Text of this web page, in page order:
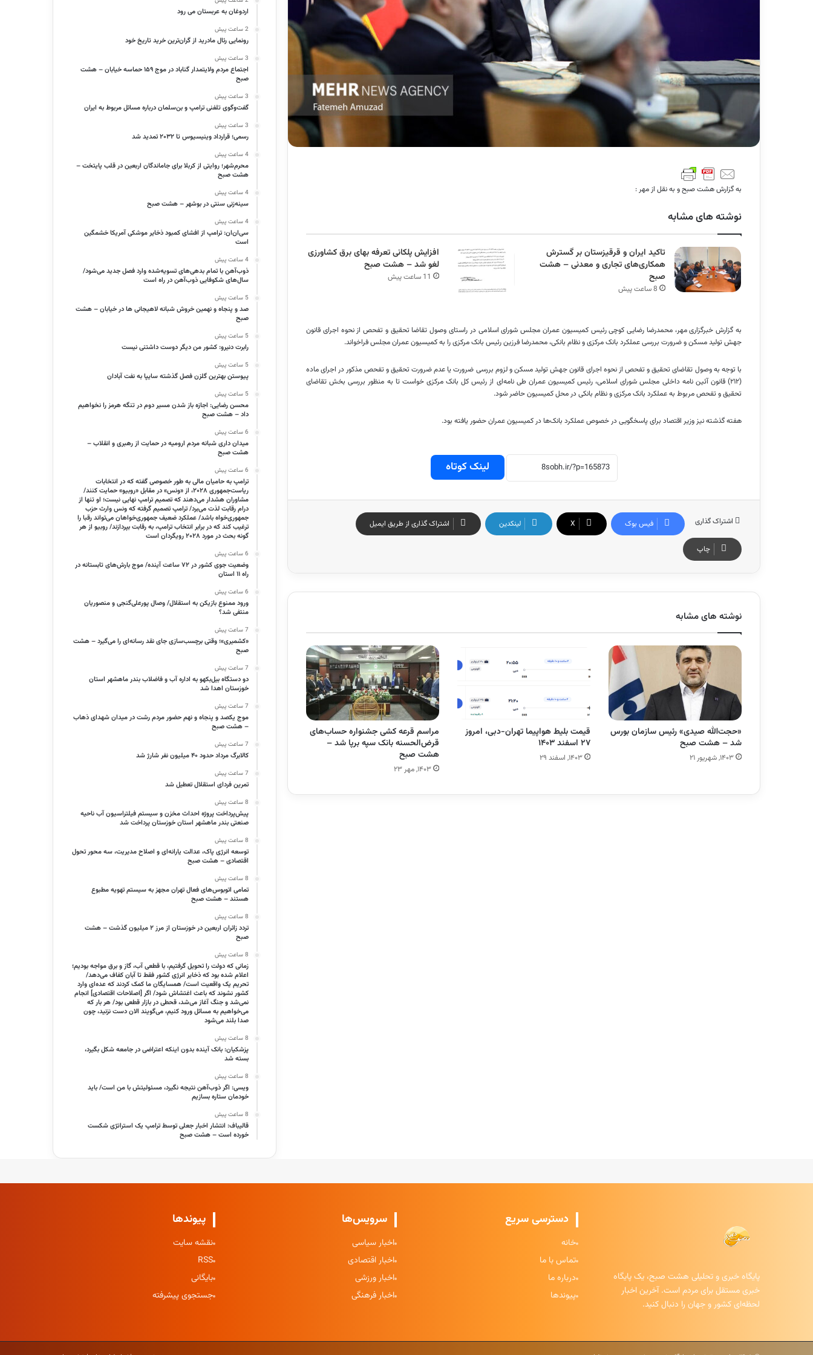
به گزارش هشت صبح و به نقل از مهر :
نوشته های مشابه
تاکید ایران و قرقیزستان بر گسترش
همکاری‌های تجاری و معدنی – هشت
صبح
8 ساعت پیش
افزایش پلکانی تعرفه بهای برق کشاورزی
لغو شد – هشت صبح
11 ساعت پیش
به گزارش خبرگزاری مهر، محمدرضا رضایی کوچیرئیس کمیسیون عمران مجلس شورای اسلامی در راستای وصول تقاضا تحقیق و تفحص از نحوه اجرای قانون
جهش تولید مسکن و ضرورت بررسی عملکرد بانک مرکزی و نظام بانکی، محمدرضا فرزین رئیس بانک مرکزی را به کمیسیون عمران مجلس فراخواند.
با توجه به وصول تقاضای تحقیق و تفحص از نحوه اجرای قانون جهش تولید مسکن و لزوم بررسی ضرورت یا عدم ضرورت تحقیق و تفحص مذکور در اجرای ماده
(۲۱۲) قانون آئین نامه داخلی مجلس شورای اسلامی، رئیس کمیسیون عمران طی نامه‌ای از رئیس کل بانک مرکزی خواست تا به منظور بررسی بخش تقاضای
تحقیق و تفحص مربوط به عملکرد بانک مرکزی و نظام بانکی در محل کمیسیون حاضر شود.
هفته گذشته نیز وزیر اقتصاد برای پاسخگویی در خصوص عملکرد بانک‌ها در کمیسیون عمران حضور یافته بود.
لینک کوتاه
اشتراک گذاری فیس بوک X لینکدین اشتراک گذاری از طریق ایمیل
چاپ
نوشته های مشابه
«حجت‌الله صیدی» رئیس سازمان بورس
شد – هشت صبح
۱۴۰۳, شهریور ۲۱
قیمت بلیط هواپیما تهران-دبی، امروز
۲۷ اسفند ۱۴۰۳
۱۴۰۳, اسفند ۲۹
مراسم قرعه کشی جشنواره حساب‌های
قرض‌الحسنه بانک سپه برپا شد –
هشت صبح
۱۴۰۳, مهر ۲۳
اردوغان به عربستان می رود
2 ساعت پیش
رونمایی رئال مادرید از گران‌ترین خرید تاریخ خود
3 ساعت پیش
اجتماع مردم ولایتمدار گناباد در موج ۱۵۹ حماسه خیابان – هشت
صبح
3 ساعت پیش
گفت‌وگوی تلفنی ترامپ و بن‌سلمان درباره مسائل مربوط به ایران
3 ساعت پیش
رسمی؛ قرارداد وینیسیوس تا ۲۰۳۲ تمدید شد
4 ساعت پیش
محرم‌شهر؛ روایتی از کربلا برای جاماندگان اربعین در قلب پایتخت –
هشت صبح
4 ساعت پیش
سینه‌زنی سنتی در بوشهر – هشت صبح
4 ساعت پیش
سی‌ان‌ان: ترامپ از افشای کمبود ذخایر موشکی آمریکا خشمگین
است
4 ساعت پیش
ذوب‌آهن با تمام بدهی‌های تسویه‌شده وارد فصل جدید می‌شود/
سال‌های شکوفایی ذوب‌آهن در راه است
5 ساعت پیش
صد و پنجاه و نهمین خروش شبانه لاهیجانی ها در خیابان – هشت
صبح
5 ساعت پیش
رابرت دنیرو: کشور من دیگر دوست داشتنی نیست
5 ساعت پیش
پیوستن بهترین گلزن فصل گذشته سایپا به نفت آبادان
5 ساعت پیش
محسن رضایی: اجازه باز شدن مسیر دوم در تنگه هرمز را نخواهیم
داد – هشت صبح
6 ساعت پیش
میدان داری شبانه مردم ارومیه در حمایت از رهبری و انقلاب –
هشت صبح
6 ساعت پیش
ترامپ به حامیان مالی به طور خصوصی گفته که در انتخابات
ریاست‌جمهوری ۲۰۲۸، از «ونس» در مقابل «روبیو» حمایت کنند/
مشاوران هشدار می‌دهند که تصمیم ترامپ نهایی نیست؛ او تنها از
درام رقابت لذت می‌برد/ ترامپ تصمیم گرفته که ونس وارث حزب
جمهوری‌خواه باشد/ عملکرد ضعیف جمهوری‌خواهان می‌تواند رقبا را
ترغیب کند که در برابر انتخاب ترامپ، به رقابت بپردازند/ روبیو از هر
گونه بحث در مورد ۲۰۲۸ رویگردان است
6 ساعت پیش
وضعیت جوی کشور در ۷۲ ساعت آینده/ موج بارش‌های تابستانه در
راه ۱۱ استان
6 ساعت پیش
ورود ممنوع بازیکن به استقلال/ وصال پورعلی‌گنجی و منصوریان
منتفی شد؟
7 ساعت پیش
«کشمیری»؛ وقتی برچسب‌سازی جای نقد رسانه‌ای را می‌گیرد – هشت
صبح
7 ساعت پیش
دو دستگاه بیل‌بکهو به اداره آب و فاضلاب بندر ماهشهر استان
خوزستان اهدا شد
7 ساعت پیش
موج یکصد و پنجاه و نهم حضور مردم رشت در میدان شهدای ذهاب
– هشت صبح
7 ساعت پیش
کالابرگ مرداد حدود ۴۰‌ میلیون نفر شارژ شد
7 ساعت پیش
تمرین فردای استقلال تعطیل شد
8 ساعت پیش
پیش‌پرداخت پروژه احداث مخزن و سیستم فیلتراسیون آب ناحیه
صنعتی بندر ماهشهر استان خوزستان پرداخت شد
8 ساعت پیش
توسعه انرژی پاک، عدالت یارانه‌ای و اصلاح مدیریت، سه محور تحول
اقتصادی – هشت صبح
8 ساعت پیش
تمامی اتوبوس‌های فعال تهران مجهز به سیستم تهویه مطبوع
هستند – هشت صبح
8 ساعت پیش
تردد زائران اربعین در خوزستان از مرز ۲ میلیون گذشت – هشت
صبح
8 ساعت پیش
زمانی که دولت را تحویل گرفتیم، با قطعی آب، گاز و برق مواجه بودیم؛
اعلام شده بود که ذخایر انرژی کشور فقط تا آبان کفاف می‌دهد/
تحریم یک واقعیت است/ همسایگان ما کمک کردند که عده‌ای وارد
کشور نشوند که باعث اغتشاش شود/ اگر [اصلاحات اقتصادی] انجام
نمی‌شد و جنگ آغاز می‌شد، قحطی در بازار قطعی بود/ هر بار که
می‌خواهیم به مسائل ورود کنیم، می‌گویند الان دست نزنید، چون
صدا بلند می‌شود
8 ساعت پیش
پزشکیان: بانک آینده بدون اینکه اعتراضی در جامعه شکل بگیرد،
بسته شد
8 ساعت پیش
ویسی: اگر ذوب‌آهن نتیجه نگیرد، مسئولیتش با من است/ باید
خودمان ستاره بسازیم
8 ساعت پیش
قالیباف: انتشار اخبار جعلی توسط ترامپ یک استراتژی شکست
خورده است – هشت صبح
پایگاه خبری و تحلیلی هشت صبح، یک پایگاه
خبری مستقل برای مردم است. آخرین اخبار
لحظه‌ای کشور و جهان را دنبال کنید.
دسترسی سریع
خانه
تماس با ما
درباره ما
پیوندها
سرویس‌ها
اخبار سیاسی
اخبار اقتصادی
اخبار ورزشی
اخبار فرهنگی
پیوندها
نقشه سایت
RSS
بایگانی
جستجوی پیشرفته